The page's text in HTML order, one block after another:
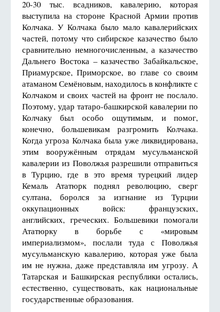
20-30 тыс. всадников, кавалерию, которая
выступила на стороне Красной Армии против
Колчака. У Колчака было мало кавалерийских
частей, потому что сибирское казачество было
сравнительно немногочисленным, а казачество
Дальнего Востока – казачество Забайкальское,
Приамурское, Приморское, во главе со своим
атаманом Семёновым, находилось в конфликте с
Колчаком и своих частей на фронт не послало.
Поэтому, удар татаро-башкирской кавалерии по
Колчаку был особо ощутимым, и помог,
конечно, большевикам разгромить Колчака.
Когда угроза Колчака была уже ликвидирована,
этим вооружённым отрядам мусульманской
кавалерии из Поволжья разрешили отправиться
в Турцию, где в это время турецкий лидер
Кемаль Ататюрк поднял революцию, сверг
султана, боролся за изгнание из Турции
оккупационных войск: французских,
английских, греческих. Большевики помогали
Ататюрку в борьбе с «мировым
империализмом», послали туда с Поволжья
мусульманскую кавалерию, которая уже была
им не нужна, даже представляла им угрозу. А
Татарская и Башкирская республики остались,
естественно, существовать, как национальные
государственные образования.